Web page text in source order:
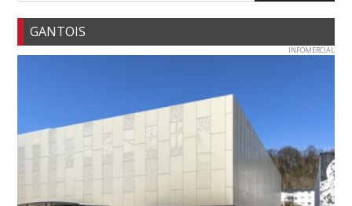
GANTOIS
INFOMERCIAL